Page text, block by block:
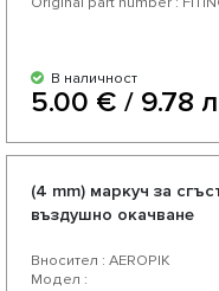
В наличност
5.00 € / 9.78
(4 mm) маркуч за
въздушно окачване
Вносител : AEROPIK
Модел :